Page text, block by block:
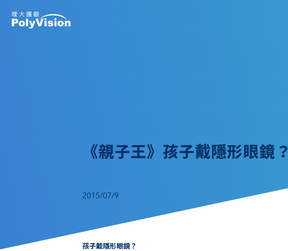
《親子王》孩子戴隱形眼鏡？
2015/07/9
孩子戴隱形眼鏡？